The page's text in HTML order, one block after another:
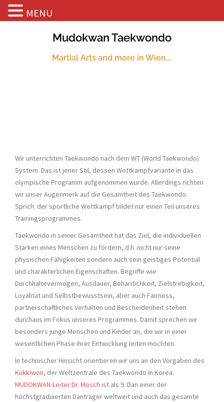
Mudokwan Taekwondo
Martial Arts and more in Wien….
Wir unterrichten Taekwondo nach dem WT (World Taekwondo)
System. Das ist jener Stil, dessen Wettkampfvariante in das
olympische Programm aufgenommen wurde. Allerdings richten
wir unser Augenmerk auf die Gesamtheit des Taekwondo.
Sprich: der sportliche Wettkampf bildet nur einen Teil unseres
Trainingsprogrammes.
Taekwondo in seiner Gesamtheit hat das Ziel, die individuellen
Stärken eines Menschen zu fördern, d.h. nicht nur seine
physischen Fähigkeiten sondern auch sein geistiges Potential
und charakterlichen Eigenschaften. Begriffe wie
Durchhaltevermögen, Ausdauer, Beharrlichkeit, Zielstrebigkeit,
Loyalität und Selbstbewusstsein, aber auch Fairness,
partnerschaftliches Verhalten und Bescheidenheit stehen
durchaus im Fokus unseres Programmes. Damit sprechen wir
besonders junge Menschen und Kinder an, die wir in einer
wesentlichen Phase ihrer Entwicklung leiten möchten.
In technischer Hinsicht orientieren wir uns an den Vorgaben des
Kukkiwon, der Weltzentrale des Taekwondo in Korea.
MUDOKWAN-Leiter Dr. Mosch ist als 9. Dan einer der
höchstgraduierten Danträger weltweit und auch das gesamte
MENU